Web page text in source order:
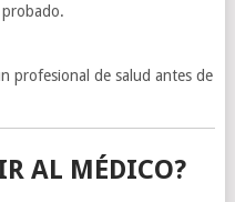
profesional de salud antes de
AL MÉDICO?